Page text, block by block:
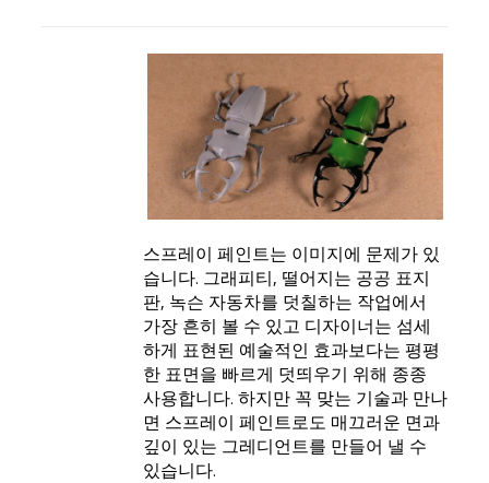
스프레이 페인트는 이미지에 문제가 있
습니다. 그래피티, 떨어지는 공공 표지
판, 녹슨 자동차를 덧칠하는 작업에서
가장 흔히 볼 수 있고 디자이너는 섬세
하게 표현된 예술적인 효과보다는 평평
한 표면을 빠르게 덧띄우기 위해 종종
사용합니다. 하지만 꼭 맞는 기술과 만나
면 스프레이 페인트로도 매끄러운 면과
깊이 있는 그레디언트를 만들어 낼 수
있습니다.